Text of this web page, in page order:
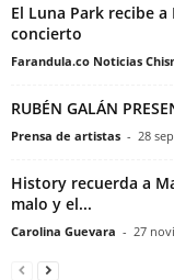
El Luna Park recibe
concierto
Farandula.co Noticias
RUBÉN GALÁN
Prensa de artistas - 28
History recuerda a
malo y el...
Carolina Guevara - 27